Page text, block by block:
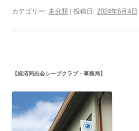
カテゴリー: 未分類 | 投稿日: 2024年6月4日
【経済同志会シープクラブ・事務局】